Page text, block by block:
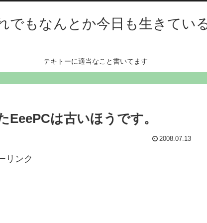
でもなんとか今日も生きてい
テキトーに適当なこと書いてます
は古いほうです。
2008.07.13
リンク